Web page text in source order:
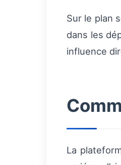
Sur le plan
dans les
influence
La